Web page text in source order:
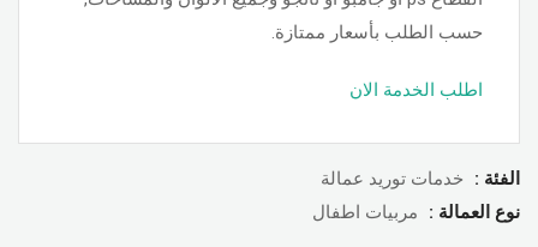
حسب الطلب بأسعار ممتازة.
اطلب الخدمة الان
الفئة :
خدمات توريد عمالة
نوع العمالة :
مربيات اطفال